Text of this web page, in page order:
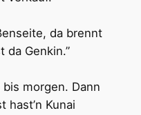
da brennt
da Genkin.”
morgen. Dann
hast’n Kunai